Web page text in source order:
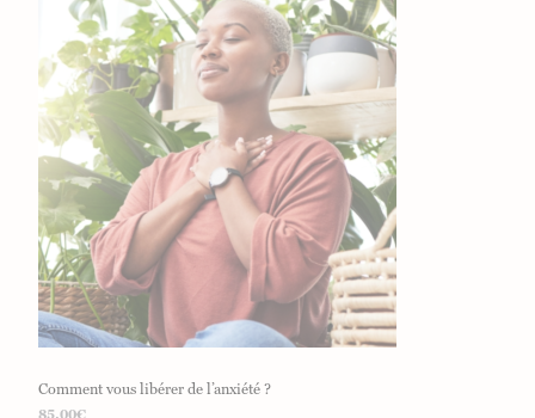
Comment vous libérer de l’anxiété ?
85.00€